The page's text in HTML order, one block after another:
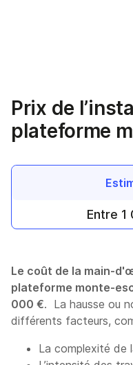
Prix de
plateforme
Entre
Le coût de la main-
plateforme monte-
000 €. La hausse ou
différents facteurs,
La complexité de